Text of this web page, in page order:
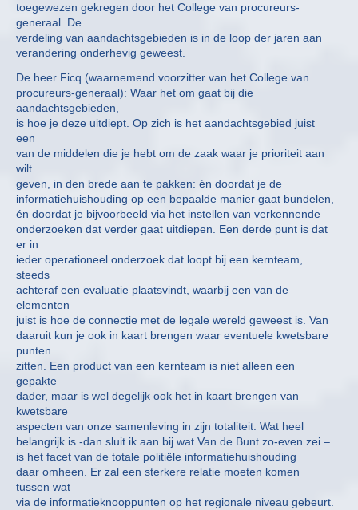
toegewezen gekregen door het College van procureurs-
generaal. De
verdeling van aandachtsgebieden is in de loop der jaren aan
verandering onderhevig geweest.
De heer Ficq (waarnemend voorzitter van het College van
procureurs-generaal): Waar het om gaat bij die
aandachtsgebieden,
is hoe je deze uitdiept. Op zich is het aandachtsgebied juist
een
van de middelen die je hebt om de zaak waar je prioriteit aan
wilt
geven, in den brede aan te pakken: én doordat je de
informatiehuishouding op een bepaalde manier gaat bundelen,
én doordat je bijvoorbeeld via het instellen van verkennende
onderzoeken dat verder gaat uitdiepen. Een derde punt is dat
er in
ieder operationeel onderzoek dat loopt bij een kernteam,
steeds
achteraf een evaluatie plaatsvindt, waarbij een van de
elementen
juist is hoe de connectie met de legale wereld geweest is. Van
daaruit kun je ook in kaart brengen waar eventuele kwetsbare
punten
zitten. Een product van een kernteam is niet alleen een
gepakte
dader, maar is wel degelijk ook het in kaart brengen van
kwetsbare
aspecten van onze samenleving in zijn totaliteit. Wat heel
belangrijk is -dan sluit ik aan bij wat Van de Bunt zo-even zei –
is het facet van de totale politiële informatiehuishouding
daar omheen. Er zal een sterkere relatie moeten komen
tussen wat
via de informatieknooppunten op het regionale niveau gebeurt.